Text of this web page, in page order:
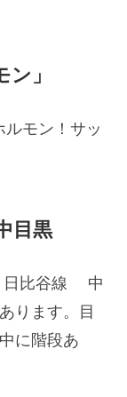
」
モン！サッ
目黒
日比谷線 中
ります。目
に階段あ